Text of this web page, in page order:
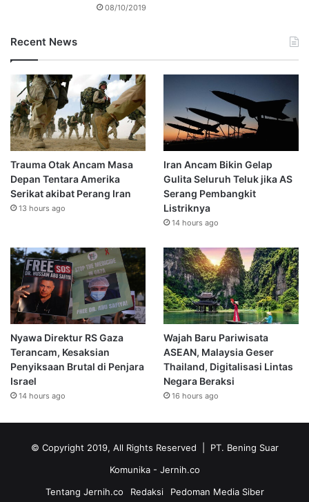
08/10/2019
Recent News
Trauma Otak Ancam Masa
Depan Tentara Amerika
Serikat akibat Perang Iran
13 hours ago
Iran Ancam Bikin Gelap
Gulita Seluruh Teluk jika AS
Serang Pembangkit
Listriknya
14 hours ago
Nyawa Direktur RS Gaza
Terancam, Kesaksian
Penyiksaan Brutal di Penjara
Israel
14 hours ago
Wajah Baru Pariwisata
ASEAN, Malaysia Geser
Thailand, Digitalisasi Lintas
Negara Beraksi
16 hours ago
© Copyright 2019, All Rights Reserved | PT. Bening Suar
Komunika - Jernih.co
Tentang Jernih.co
Redaksi Pedoman Media Siber